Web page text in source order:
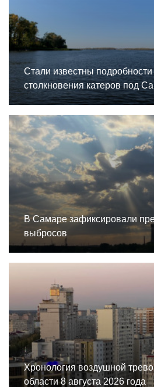
Стали известны подробности
столкновения катеров под
В Самаре зафиксировали
выбросов
Хронология воздушной
области 8 августа 2026 года